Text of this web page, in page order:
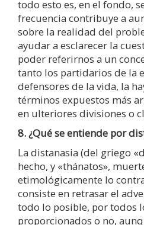
todo esto es, en el fondo,
frecuencia contribuye a
sobre la realidad del
ayudar a esclarecer la
poder referirnos a un
tanto los partidarios de la
defensores de la vida, la
términos expuestos más
en ulteriores divisiones o
8. ¿Qué se entiende por
La distanasia (del griego
hecho, y «thánatos»,
etimológicamente lo
consiste en retrasar el
todo lo posible, por todos
proporcionados o no,